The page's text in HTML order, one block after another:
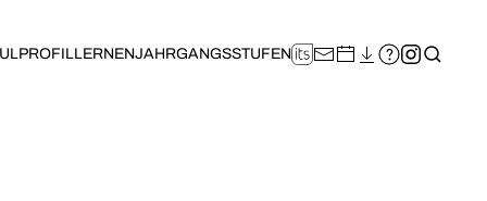
LERNENJAHRGANGSSTUFEN